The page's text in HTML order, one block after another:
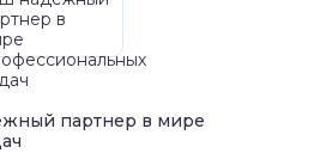
партнер в мире